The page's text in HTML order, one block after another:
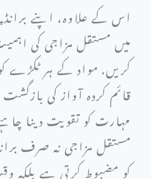
اس کے علاوہ، اپنے برانڈ
میں مستقل مزاجی کی
کریں. مواد کے ہر ٹکڑے
قائم کردہ آواز کی
مہارت کو تقویت دینا
مستقل مزاجی نہ صرف
کو مضبوط کرتی ہے بلکہ